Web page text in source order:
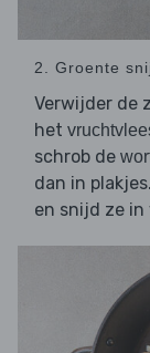
2. Groente
Verwijder de
het
schrob de
dan in
en snijd ze in